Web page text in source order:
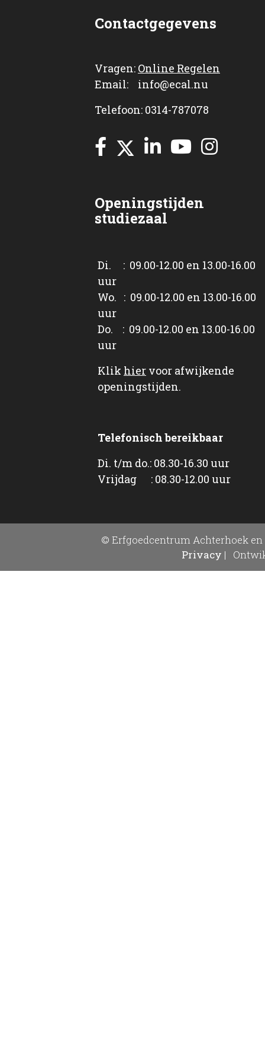
Contactgegevens
Vragen: Online Regelen
Email: info@ecal.nu
Telefoon: 0314-787078
Openingstijden
studiezaal
Di. : 09.00-12.00 en 13.00-16.00
uur
Wo. : 09.00-12.00 en 13.00-16.00
uur
Do. : 09.00-12.00 en 13.00-16.00
uur
Klik hier voor afwijkende
openingstijden.
Telefonisch bereikbaar
Di. t/m do.: 08.30-16.30 uur
Vrijdag : 08.30-12.00 uur
© Erfgoedcentrum Achterhoek en
Privacy |